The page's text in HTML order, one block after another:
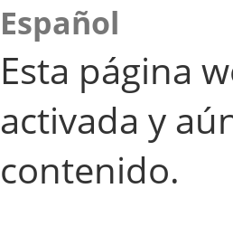
Español
Esta página
activada y
contenido.